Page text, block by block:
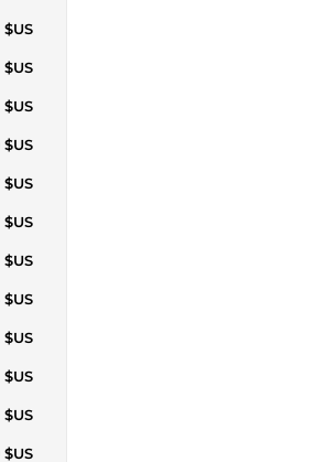
$US
$US
$US
$US
$US
$US
$US
$US
$US